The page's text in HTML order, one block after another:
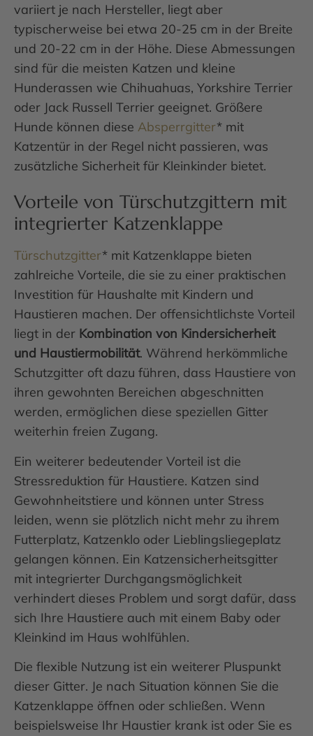
variiert je nach Hersteller, liegt aber
typischerweise bei etwa 20-25 cm in der Breite
und 20-22 cm in der Höhe. Diese Abmessungen
sind für die meisten Katzen und kleine
Hunderassen wie Chihuahuas, Yorkshire Terrier
oder Jack Russell Terrier geeignet. Größere
Hunde können diese Absperrgitter* mit
Katzentür in der Regel nicht passieren, was
zusätzliche Sicherheit für Kleinkinder bietet.
Vorteile von Türschutzgittern mit
integrierter Katzenklappe
Türschutzgitter* mit Katzenklappe bieten
zahlreiche Vorteile, die sie zu einer praktischen
Investition für Haushalte mit Kindern und
Haustieren machen. Der offensichtlichste Vorteil
liegt in der Kombination von Kindersicherheit
und Haustiermobilität. Während herkömmliche
Schutzgitter oft dazu führen, dass Haustiere von
ihren gewohnten Bereichen abgeschnitten
werden, ermöglichen diese speziellen Gitter
weiterhin freien Zugang.
Ein weiterer bedeutender Vorteil ist die
Stressreduktion für Haustiere. Katzen sind
Gewohnheitstiere und können unter Stress
leiden, wenn sie plötzlich nicht mehr zu ihrem
Futterplatz, Katzenklo oder Lieblingsliegeplatz
gelangen können. Ein Katzensicherheitsgitter
mit integrierter Durchgangsmöglichkeit
verhindert dieses Problem und sorgt dafür, dass
sich Ihre Haustiere auch mit einem Baby oder
Kleinkind im Haus wohlfühlen.
Die flexible Nutzung ist ein weiterer Pluspunkt
dieser Gitter. Je nach Situation können Sie die
Katzenklappe öffnen oder schließen. Wenn
beispielsweise Ihr Haustier krank ist oder Sie es